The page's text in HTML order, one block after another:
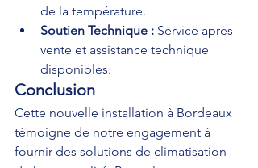
de la température.
Soutien Technique : Service après-
vente et assistance technique
disponibles.
Conclusion
Cette nouvelle installation à Bordeaux
témoigne de notre engagement à
fournir des solutions de climatisation